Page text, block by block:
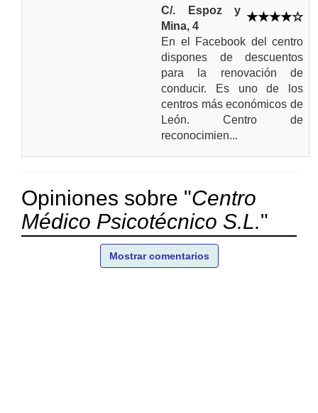
C/. Espoz y
Mina, 4
En el Facebook del centro
dispones de descuentos
para la renovación de
conducir. Es uno de los
centros más económicos de
León. Centro de
reconocimien...
Opiniones sobre "Centro
Médico Psicotécnico S.L."
Mostrar comentarios